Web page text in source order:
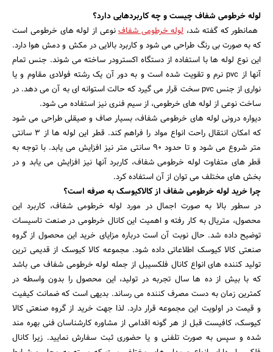
لوله خرطومی شفاف چیست و چه کاربردهایی دارد؟
همانطور که گفته شد،لوله خرطومی شفافنوعی از لوله های خرطومی است
که به صورت بی رنگ طراحی می شود و کاربرد بالایی در مکش و دمش هوا دارد.
این نوع لوله ها با استفاده از دستگاه اکسترودر ساخته می شوند. جنس تمام
آنها از pvc نرم و تقویت شده است و به دور آن یک رشته فولادی مقاوم و یا
نواری از جنس pvc سخت قرار می گیرد که حالت استوانه ای به آن می دهد. در
ساخت نوعی از لوله های خرطومی، از سیم فنری نیز استفاده می شود.
دیواره درونی لوله های خرطومی شفاف، بسیار صاف و صیقلی طراحی می شود
که امکان انتقال راحت انواع مواد را فراهم کند. قطر این لوله ها از ۳ سانتی
متر شروع می شود و تا حدود ۹۰ سانتی متر نیز افزایش می یابد. با توجه به
قطر های متفاوت لوله خرطومی شفاف، کاربرد آنها نیز افزایش می یابد و در
بخش های مختلف می توان از آن استفاده کرد.
چرا خرید لوله خرطومی شفاف از کالاکیوسک به صرفه است؟
در سطور بالا به صورت اجمال در مورد لوله خرطومی شفاف، کاربرد این
محصول، متریال به کار رفته و اهمیت این کانال خرطومی در صنعت تاسیسات
توضیح داده شد. حال نوبت آن است درباره مزایای خرید این محصول از گروه
صنعتی کالا کیوسک اطلاعاتی داده شود. مجموعه کالا کیوسک از قدیمی ترین
تولید کننده های انواع کانال فلکسیبل از جمله لوله خرطومی شفاف می باشد
که با بیش از ده ها سال تجربه در تولید، این محصول را بدون واسطه در
کمترین زمان به دست مصرف کننده می رساند. بدیهی است که ضمانت کیفیت
و قیمت در اولویت این مجموعه قرار دارد. لذا جهت خرید از گروه صنعتی کالا
کیوسک، کافیست قبل از هر گونه اقدامی از مشاوره کارشناسان فنی بهره مند
شده و سپس به صورت تلفنی و یا حضوری ثبت سفارش نمایید. زیرا کانال